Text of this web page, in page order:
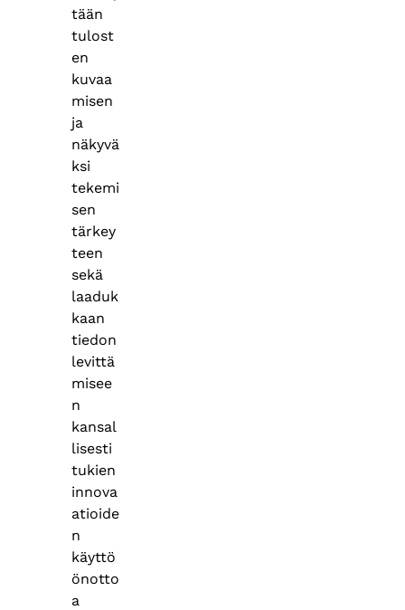
tään
tulost
en
kuvaa
misen
ja
näkyvä
ksi
tekemi
sen
tärkey
teen
sekä
laaduk
kaan
tiedon
levittä
misee
n
kansal
lisesti
tukien
innova
atioide
n
käyttö
önotto
a